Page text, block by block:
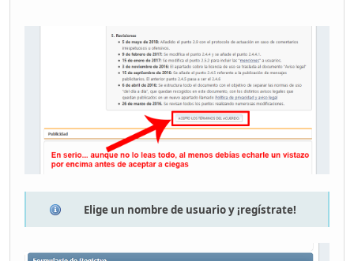
Elige un nombre de usuario y ¡regístrate!